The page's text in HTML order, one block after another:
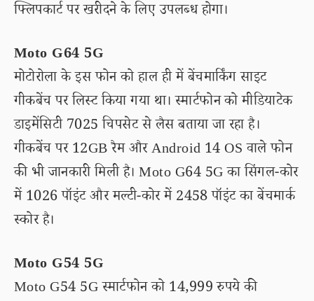
फ्लिपकार्ट पर खरीदने के लिए उपलब्ध होगा।
Moto G64 5G
मोटोरोला के इस फोन को हाल ही में बेंचमार्किंग साइट
गीकबेंच पर लिस्ट किया गया था। स्मार्टफोन को मीडियाटेक
डाइमेंसिटी 7025 चिपसेट से लैस बताया जा रहा है।
गीकबेंच पर 12GB रैम और Android 14 OS वाले फोन
की भी जानकारी मिली है। Moto G64 5G का सिंगल-कोर
में 1026 पॉइंट और मल्टी-कोर में 2458 पॉइंट का बेंचमार्क
स्कोर है।
Moto G54 5G
Moto G54 5G स्मार्टफोन को 14,999 रुपये की